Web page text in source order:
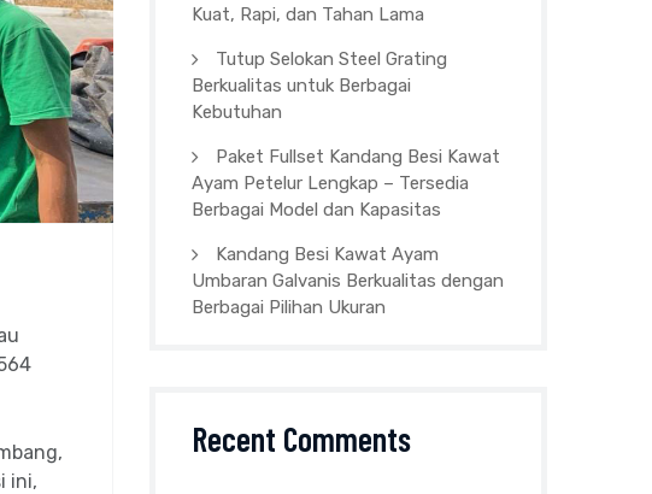
ini,
Kuat, Rapi, dan Tahan Lama
Tutup Selokan Steel Grating
Berkualitas untuk Berbagai
Kebutuhan
Paket Fullset Kandang Besi Kawat
Ayam Petelur Lengkap – Tersedia
Berbagai Model dan Kapasitas
Kandang Besi Kawat Ayam
Umbaran Galvanis Berkualitas dengan
Berbagai Pilihan Ukuran
Recent Comments